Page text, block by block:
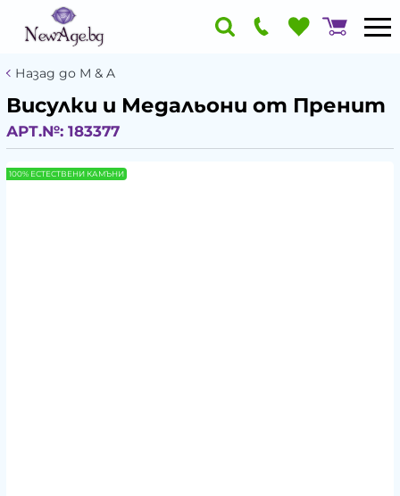
Назад до М & A
Висулки и Медальони от Пренит
АРТ.№: 183377
100% ЕСТЕСТВЕНИ КАМЪНИ